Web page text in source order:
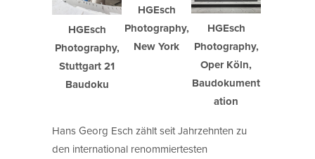
HGEsch
Photography,
Stuttgart 21
Baudoku
HGEsch
Photography,
New York
HGEsch
Photography,
Oper Köln,
Baudokument
ation
Hans Georg Esch zählt seit Jahrzehnten zu
den international renommiertesten